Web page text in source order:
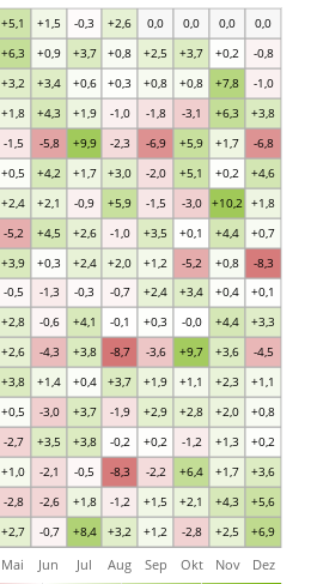
+2,7 -0,7 +8,4 +3,2 +1,2 -2,8 +2,5 +6,9
-2,8 -2,6 +1,8 -1,2 +1,5 +2,1 +4,3 +5,6
+1,0 -2,1 -0,5 -8,3 -2,2 +6,4 +1,7 +3,6
-2,7 +3,5 +3,8 -0,2 +0,2 -1,2 +1,3 +0,2
+0,5 -3,0 +3,7 -1,9 +2,9 +2,8 +2,0 +0,8
+3,8 +1,4 +0,4 +3,7 +1,9 +1,1 +2,3 +1,1
+2,6 -4,3 +3,8 -8,7 -3,6 +9,7 +3,6 -4,5
+2,8 -0,6 +4,1 -0,1 +0,3 -0,0 +4,4 +3,3
-0,5 -1,3 -0,3 -0,7 +2,4 +3,4 +0,4 +0,1
+3,9 +0,3 +2,4 +2,0 +1,2 -5,2 +0,8 -8,3
-5,2 +4,5 +2,6 -1,0 +3,5 +0,1 +4,4 +0,7
+2,4 +2,1 -0,9 +5,9 -1,5 -3,0 +10,2 +1,8
+0,5 +4,2 +1,7 +3,0 -2,0 +5,1 +0,2 +4,6
-1,5 -5,8 +9,9 -2,3 -6,9 +5,9 +1,7 -6,8
+1,8 +4,3 +1,9 -1,0 -1,8 -3,1 +6,3 +3,8
+3,2 +3,4 +0,6 +0,3 +0,8 +0,8 +7,8 -1,0
+6,3 +0,9 +3,7 +0,8 +2,5 +3,7 +0,2 -0,8
+5,1 +1,5 -0,3 +2,6 0,0 0,0 0,0 0,0
Mai Jun Jul Aug Sep Okt Nov Dez